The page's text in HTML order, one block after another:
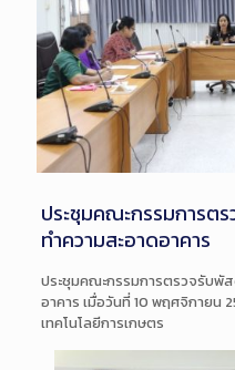
ประชุมคณะกรรมการต
ทำความสะอาดอาคาร
ประชุมคณะกรรมการตรวจรับพั
อาคาร เมื่อวันที่ 10 พฤศจิกาย
เทคโนโลยีการเกษตร